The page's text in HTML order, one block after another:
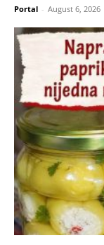
Portal - August 6, 2026